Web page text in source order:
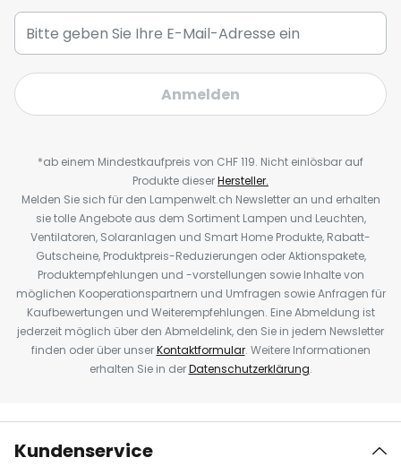
Anmelden
*ab einem Mindestkaufpreis von CHF 119. Nicht einlösbar auf
Produkte dieserHersteller.
Melden Sie sich für den Lampenwelt.ch Newsletter an und erhalten
sie tolle Angebote aus dem Sortiment Lampen und Leuchten,
Ventilatoren, Solaranlagen und Smart Home Produkte, Rabatt-
Gutscheine, Produktpreis-Reduzierungen oder Aktionspakete,
Produktempfehlungen und -vorstellungen sowie Inhalte von
möglichen Kooperationspartnern und Umfragen sowie Anfragen für
Kaufbewertungen und Weiterempfehlungen. Eine Abmeldung ist
jederzeit möglich über den Abmeldelink, den Sie in jedem Newsletter
finden oder über unserKontaktformular. Weitere Informationen
erhalten Sie in derDatenschutzerklärung.
Kundenservice